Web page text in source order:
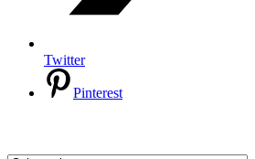
Twitter
Pinterest